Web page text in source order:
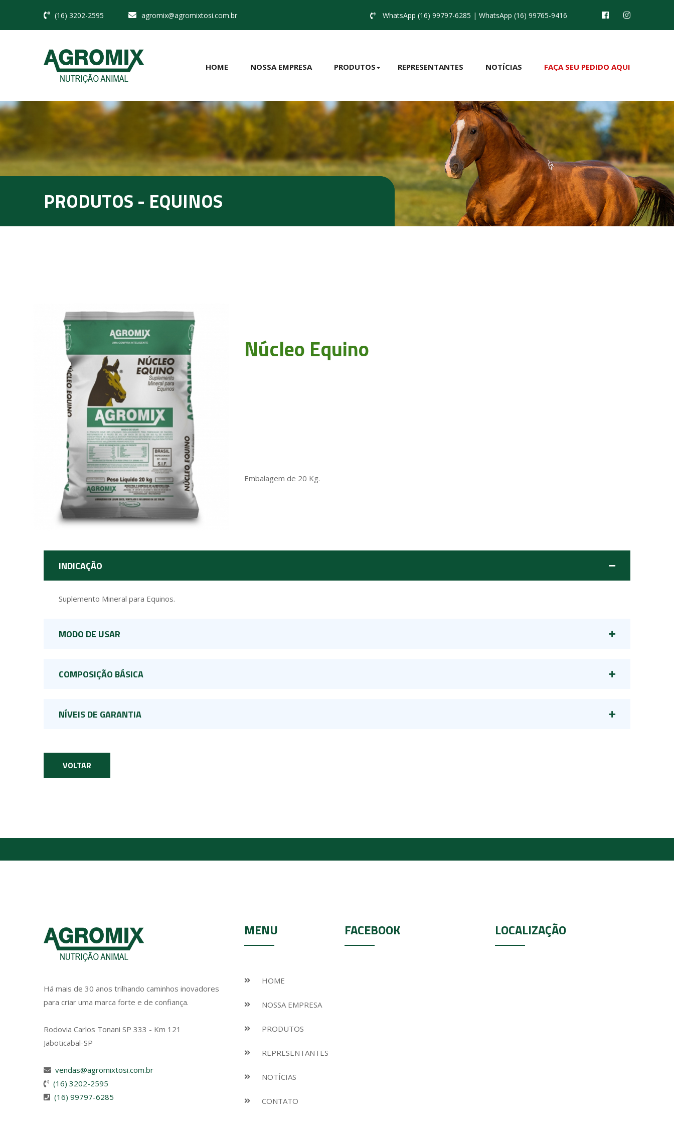
(16) 3202-2595 agromix@agromixtosi.com.br WhatsApp (16) 99797-6285 | WhatsApp (16) 99765-9416
HOME NOSSA EMPRESA PRODUTOS REPRESENTANTES NOTÍCIAS FAÇA SEU PEDIDO AQUI
PRODUTOS - EQUINOS
Núcleo Equino
Embalagem de 20 Kg.
INDICAÇÃO
Suplemento Mineral para Equinos.
MODO DE USAR
COMPOSIÇÃO BÁSICA
NÍVEIS DE GARANTIA
VOLTAR
Há mais de 30 anos trilhando caminhos inovadores
para criar uma marca forte e de confiança.
Rodovia Carlos Tonani SP 333 - Km 121
Jaboticabal-SP
vendas@agromixtosi.com.br
(16) 3202-2595
(16) 99797-6285
MENU
HOME
NOSSA EMPRESA
PRODUTOS
REPRESENTANTES
NOTÍCIAS
CONTATO
FACEBOOK LOCALIZAÇÃO